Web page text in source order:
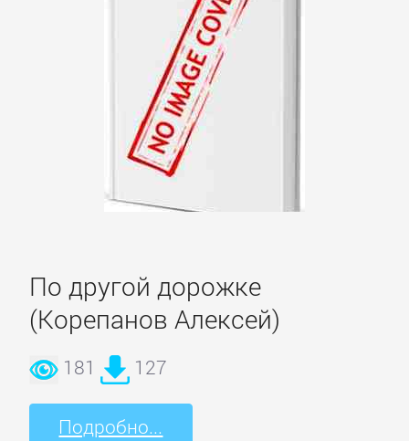
По другой дорожке
(Корепанов Алексей)
181 127
Подробно...
Делопроизводство
литература
Корпоративная
Личные
финансы
Малый
бизнес